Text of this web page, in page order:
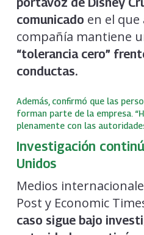
comunicado en el
compañía mantiene
“tolerancia cero”
conductas.
Además, confirmó que las
forman parte de la empresa.
plenamente con las
Investigación
Unidos
Medios
Post y Economic
caso sigue bajo